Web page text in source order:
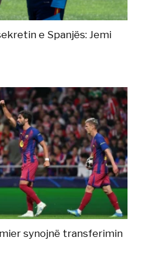
e Spanjës: Jemi
synojnë transferimin